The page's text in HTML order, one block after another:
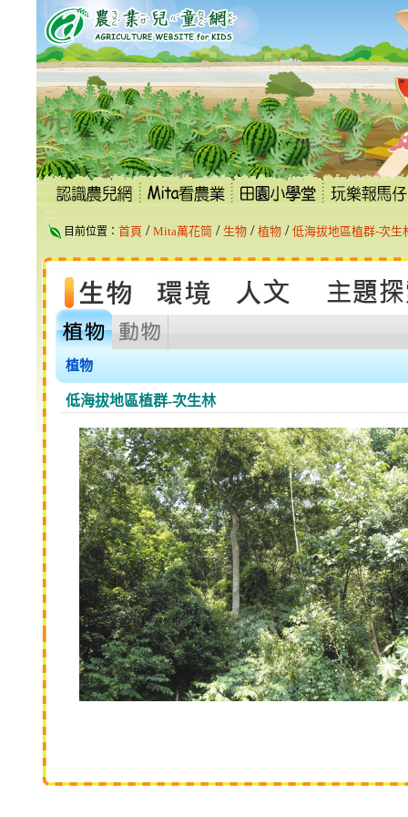
到
主
要
內
容
區
塊
:::
目前位置： 首頁 / Mita萬花筒 / 生物 / 植物 / 低海拔地區植群-次生
植物
低海拔地區植群-次生林